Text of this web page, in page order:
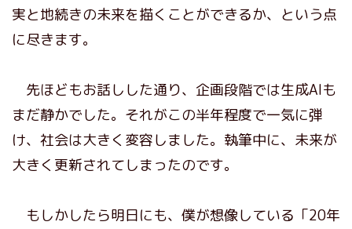
実と地続きの未来を描くことができるか、という点
に尽きます。
先ほどもお話しした通り、企画段階では生成AIも
まだ静かでした。それがこの半年程度で一気に弾
け、社会は大きく変容しました。執筆中に、未来が
大きく更新されてしまったのです。
もしかしたら明日にも、僕が想像している「20年